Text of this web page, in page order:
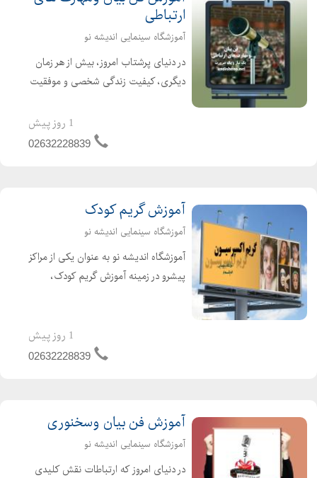
ارتباطی
آموزشگاه سینمایی اندیشه نو
در دنیای پرشتاب امروز، بیش از هر زمان
دیگری، کیفیت زندگی شخصی و موفقیت
گره خورده است: فن بیان و مهارتهای
ارتباطی. این تنها به معنای خوب حرف
1 روز پیش
02632228839
آموزش گریم کودک
آموزشگاه سینمایی اندیشه نو
آموزشگاه اندیشه نو به عنوان یکی از مراکز
پیشرو در زمینه آموزش گریم کودک،
دورههای آموزشی، شما به صورت عملی و
جذاب با جدیدترین و ...
1 روز پیش
02632228839
آموزش فن بیان وسخنوری
آموزشگاه سینمایی اندیشه نو
در دنیای امروز که ارتباطات نقش کلیدی